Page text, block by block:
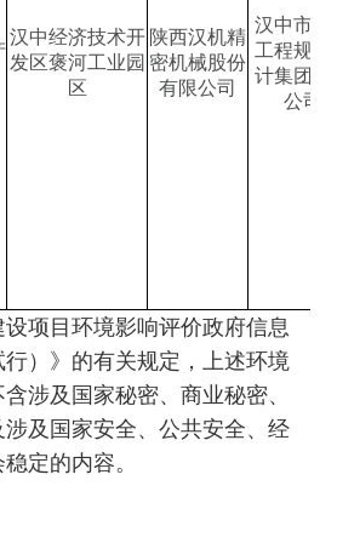
汉中经济技术开
发区褒河工业园
区
陕西汉机精
密机械股份
有限公司
汉中市环
工程规划
计集团有
公司
项目环境影响评价政府信息
）》的有关规定，上述环境
涉及国家秘密、商业秘密、
及国家安全、公共安全、经
定的内容。